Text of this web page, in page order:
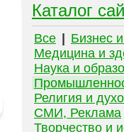
Каталог
Все
Бизнес
Медицина и
Наука и
Религия и
СМИ, Реклама
Творчество и